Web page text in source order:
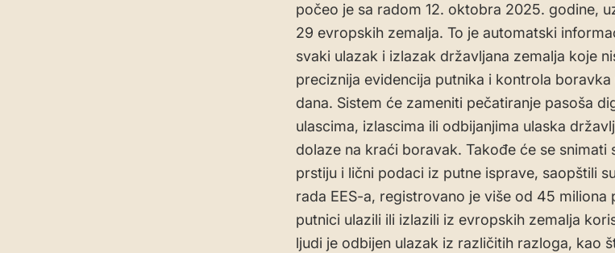
počeo je sa radom 12. oktobra 2025. godine,
29 evropskih zemalja. To je automatski
svaki ulazak i izlazak državljana zemalja koje
preciznija evidencija putnika i kontrola
dana. Sistem će zameniti pečatiranje pasoša
ulascima, izlascima ili odbijanjima ulaska
dolaze na kraći boravak. Takođe će se snimati
prstiju i lični podaci iz putne isprave, saopštili
rada EES-a, registrovano je više od 45 miliona
putnici ulazili ili izlazili iz evropskih zemalja
ljudi je odbijen ulazak iz različitih razloga, kao